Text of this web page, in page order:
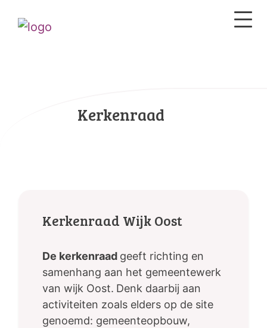
Kerkenraad
Kerkenraad Wijk Oost
De kerkenraad geeft richting en
samenhang aan het gemeentewerk
van wijk Oost. Denk daarbij aan
activiteiten zoals elders op de site
genoemd: gemeenteopbouw,